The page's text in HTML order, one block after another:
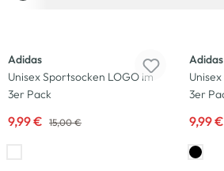
Adidas
Unisex Sportsocken LOGO im
3er Pack
9,99 € 15,00 €
Adidas
3er
9,99 €